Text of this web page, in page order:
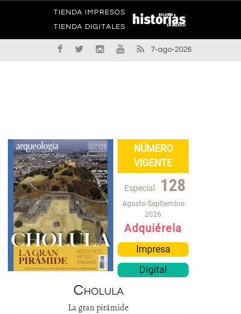
TIENDA IMPRESOS
TIENDA DIGITALES
7-ago-2026
NÚMERO
VIGENTE
Especial 128
Agosto-Septiembre
2026
Adquiérela
Impresa
Digital
Cholula
La gran pirámide